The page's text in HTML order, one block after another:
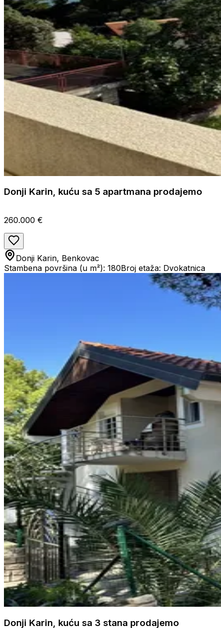
Donji Karin, kuću sa 5 apartmana prodajemo
260.000 €
Donji Karin, Benkovac
Stambena površina (u m²): 180Broj etaža: Dvokatnica
Donji Karin, kuću sa 3 stana prodajemo